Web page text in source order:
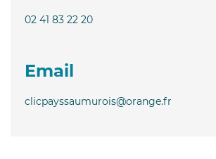
02 41 83 22 20
Email
clicpayssaumurois@orange.fr